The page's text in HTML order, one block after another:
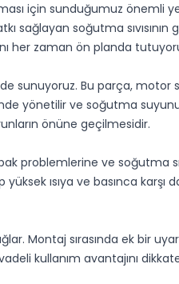
için sunduğumuz önemli
sağlayan soğutma sıvısının
her zaman ön planda
sunuyoruz. Bu parça, motor
yönetilir ve soğutma
önüne geçilmesidir.
problemlerine ve soğutma
ısıya ve basınca karşı
Montaj sırasında ek bir
kullanım avantajını